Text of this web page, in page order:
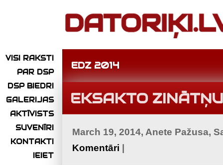
VISI RAKSTI
PAR DSP
DSP BIEDRI
GALERIJAS
AKTĪVISTS
SUVENĪRI
KONTAKTI
IEIET
EDZ 2014
EKSAKTO
March 19, 2014, Anete Pažusa,
Komentāri